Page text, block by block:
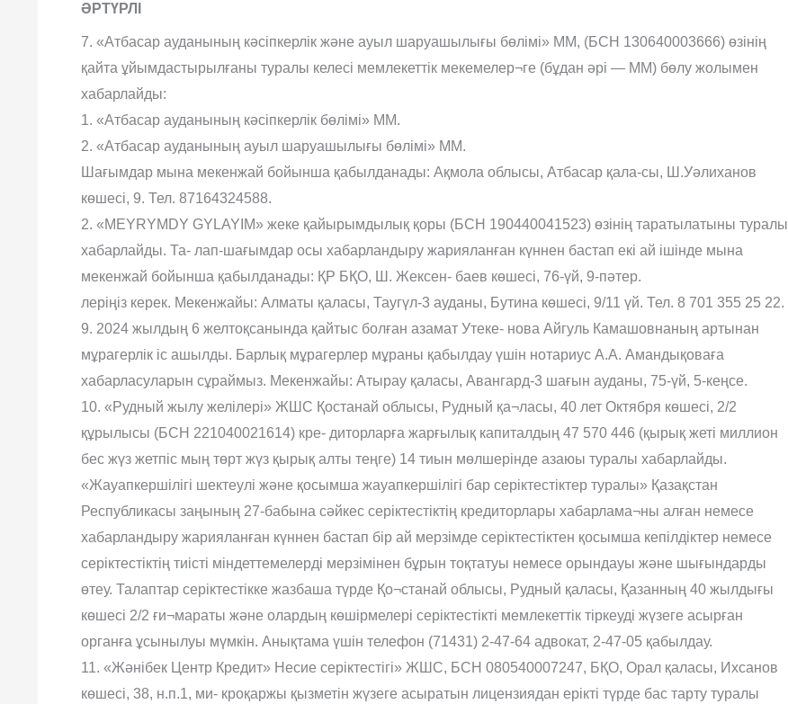
ӘРТҮРЛІ
7. «Атбасар ауданының кəсіпкерлік жəне ауыл шаруашылығы бөлімі» ММ, (БСН 130640003666) өзінің
қайта ұйымдастырылғаны туралы келесі мемлекеттік мекемелер¬ге (бұдан əрі — ММ) бөлу жолымен
хабарлайды:
1. «Атбасар ауданының кəсіпкерлік бөлімі» ММ.
2. «Атбасар ауданының ауыл шаруашылығы бөлімі» ММ.
Шағымдар мына мекенжай бойынша қабылданады: Ақмола облысы, Атбасар қала-сы, Ш.Уəлиханов
көшесі, 9. Тел. 87164324588.
2. «MEYRYMDY GYLAYIM» жеке қайырымдылық қоры (БСН 190440041523) өзінің таратылатыны туралы
хабарлайды. Та- лап-шағымдар осы хабарландыру жарияланған күннен бастап екі ай ішінде мына
мекенжай бойынша қабылданады: ҚР БҚО, Ш. Жексен- баев көшесі, 76-үй, 9-пəтер.
леріңіз керек. Мекенжайы: Алматы қаласы, Таугүл-3 ауданы, Бутина көшесі, 9/11 үй. Тел. 8 701 355 25 22.
9. 2024 жылдың 6 желтоқсанында қайтыс болған азамат Утеке- нова Айгуль Камашовнаның артынан
мұрагерлік іс ашылды. Барлық мұрагерлер мұраны қабылдау үшін нотариус А.А. Амандықоваға
хабарласуларын сұраймыз. Мекенжайы: Атырау қаласы, Авангард-3 шағын ауданы, 75-үй, 5-кеңсе.
10. «Рудный жылу желілері» ЖШС Қостанай облысы, Рудный қа¬ласы, 40 лет Октября көшесі, 2/2
құрылысы (БСН 221040021614) кре- диторларға жарғылық капиталдың 47 570 446 (қырық жеті миллион
бес жүз жетпіс мың төрт жүз қырық алты теңге) 14 тиын мөлшерінде азаюы туралы хабарлайды.
«Жауапкершілігі шектеулі жəне қосымша жауапкершілігі бар серіктестіктер туралы» Қазақстан
Республикасы заңының 27-бабына сəйкес серіктестіктің кредиторлары хабарлама¬ны алған немесе
хабарландыру жарияланған күннен бастап бір ай мерзімде серіктестіктен қосымша кепілдіктер немесе
серіктестіктің тиісті міндеттемелерді мерзімінен бұрын тоқтатуы немесе орындауы жəне шығындарды
өтеу. Талаптар серіктестікке жазбаша түрде Қо¬станай облысы, Рудный қаласы, Қазанның 40 жылдығы
көшесі 2/2 ғи¬мараты жəне олардың көшірмелері серіктестікті мемлекеттік тіркеуді жүзеге асырған
органға ұсынылуы мүмкін. Анықтама үшін телефон (71431) 2-47-64 адвокат, 2-47-05 қабылдау.
11. «Жəнібек Центр Кредит» Несие серіктестігі» ЖШС, БСН 080540007247, БҚО, Орал қаласы, Ихсанов
көшесі, 38, н.п.1, ми- кроқаржы қызметін жүзеге асыратын лицензиядан ерікті түрде бас тарту туралы